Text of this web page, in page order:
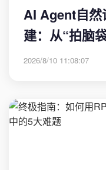
AI Agent自然
建：从“拍脑
2026/8/10 11:08:07